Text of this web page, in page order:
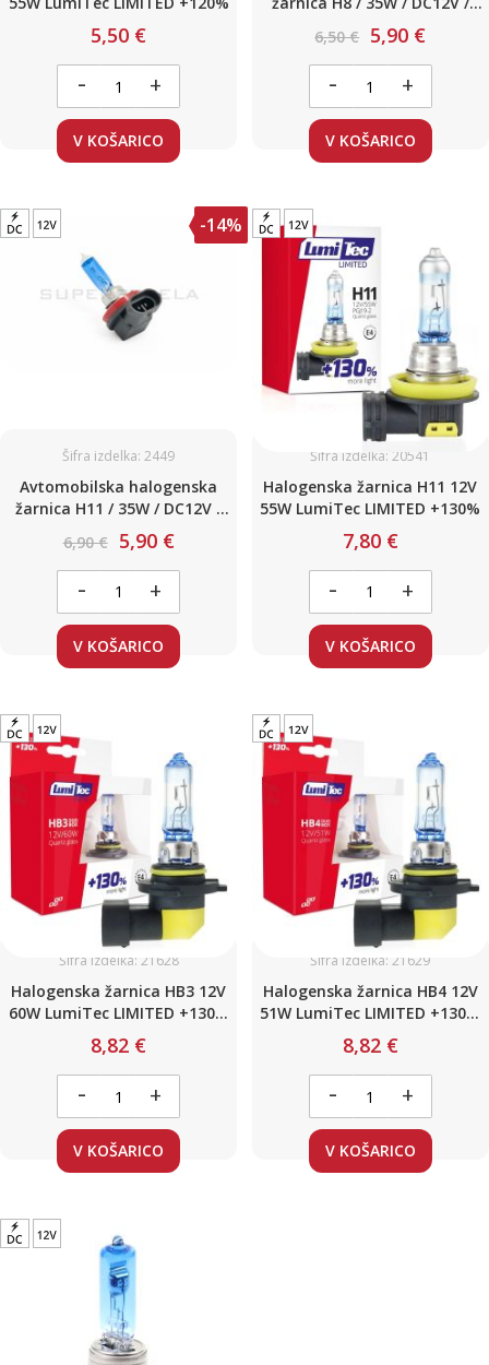
5,50 €
- +
V KOŠARICO
(White / Blue - xenon)
6,50 € 5,90 €
- +
V KOŠARICO
-14%
Šifra izdelka: 2449
Avtomobilska halogenska
žarnica H11 / 35W / DC12V /
(White / Blue - xenon)
6,90 € 5,90 €
- +
V KOŠARICO
Šifra izdelka: 20541
Halogenska žarnica H11 12V
55W LumiTec LIMITED +130%
7,80 €
- +
V KOŠARICO
Šifra izdelka: 21628
Halogenska žarnica HB3 12V
60W LumiTec LIMITED +130%
/ 2kosa
8,82 €
- +
V KOŠARICO
Šifra izdelka: 21629
Halogenska žarnica HB4 12V
51W LumiTec LIMITED +130%
/ 2kosa
8,82 €
- +
V KOŠARICO